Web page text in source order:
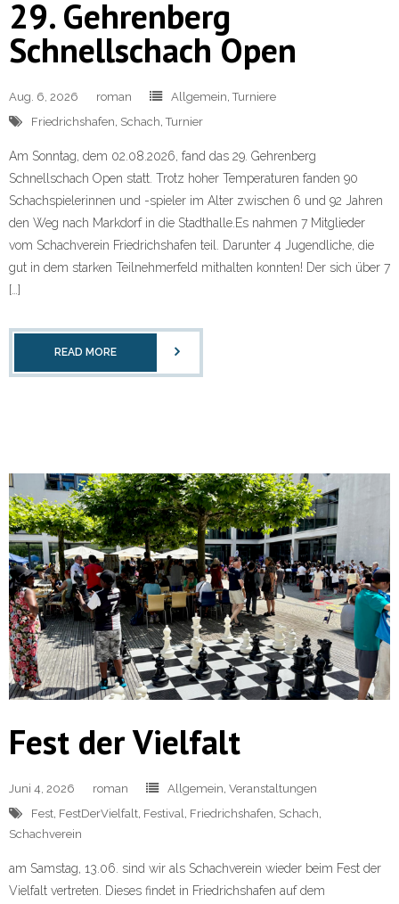
29. Gehrenberg
Schnellschach Open
Aug. 6, 2026 roman Allgemein ,Turniere
Friedrichshafen Schach ,Turnier
Am Sonntag, dem 02.08.2026, fand das 29. Gehrenberg
Schnellschach Open statt. Trotz hoher Temperaturen fanden 90
Schachspielerinnen und -spieler im Alter zwischen 6 und 92 Jahren
den Weg nach Markdorf in die Stadthalle.Es nahmen 7 Mitglieder
vom Schachverein Friedrichshafen teil. Darunter 4 Jugendliche, die
gut in dem starken Teilnehmerfeld mithalten konnten! Der sich über 7
[…]
READ MORE
Fest der Vielfalt
Juni 4, 2026 roman Allgemein Veranstaltungen
Fest FestDerVielfalt Festival Friedrichshafen Schach
Schachverein
am Samstag, 13.06. sind wir als Schachverein wieder beim Fest der
Vielfalt vertreten. Dieses findet in Friedrichshafen auf dem